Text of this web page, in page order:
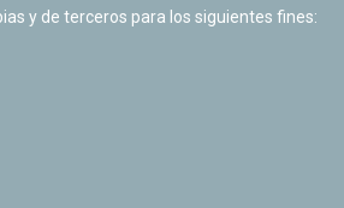
y de terceros para los siguientes fines: